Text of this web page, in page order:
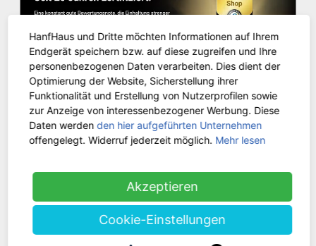
KUNDENSERVICE
Versandinformationen
Zahlungsarten
HanfHaus und Dritte möchten Informationen auf Ihrem
Endgerät speichern bzw. auf diese zugreifen und Ihre
personenbezogenen Daten verarbeiten. Dies dient der
Optimierung der Website, Sicherstellung ihrer
Funktionalität und Erstellung von Nutzerprofilen sowie
zur Anzeige von interessenbezogener Werbung. Diese
Daten werdenden hier aufgeführten Unternehmen
offengelegt. Widerruf jederzeit möglich. Mehr lesen
Akzeptieren
Cookie-Einstellungen